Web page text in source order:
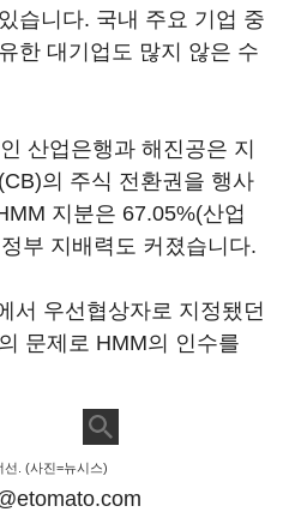
습니다. 국내 주요 기업 중
한 대기업도 많지 않은 수
산업은행과 해진공은 지
의 주식 전환권을 행사
지분은 67.05%(산업
부 지배력도 커졌습니다.
서 우선협상자로 지정됐던
문제로 HMM의 인수를
선. (사진=뉴시스)